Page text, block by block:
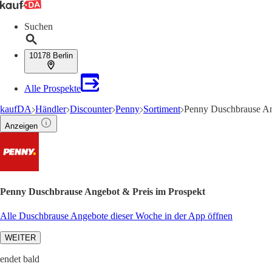
Suchen
10178 Berlin
Alle Prospekte
kaufDA Händler Discounter Penny Sortiment Penny Duschbrause
Anzeigen
Penny Duschbrause Angebot & Preis im Prospekt
Alle Duschbrause Angebote dieser Woche in der App öffnen
WEITER
endet bald